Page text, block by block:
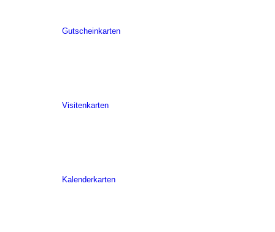
Gutscheinkarten
Visitenkarten
Kalenderkarten